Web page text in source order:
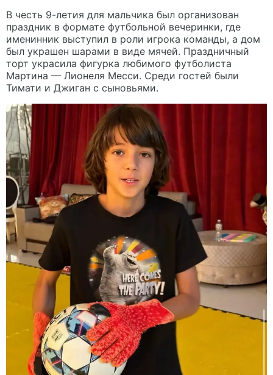
В честь 9-летия для мальчика был организован
праздник в формате футбольной вечеринки, где
именинник выступил в роли игрока команды, а дом
был украшен шарами в виде мячей. Праздничный
торт украсила фигурка любимого футболиста
Мартина — Лионеля Месси. Среди гостей были
Тимати и Джиган с сыновьями.